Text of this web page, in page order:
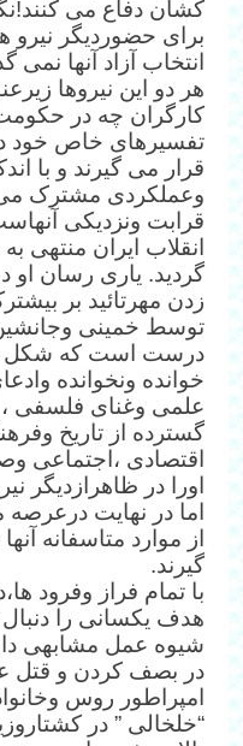
کشان دفاع می
برای حضوردیگر نیرو
انتخاب آزاد آنها نمی
هر دو این نیروها
کارگران چه در حکومت
تفسیرهای خاص خود
قرار می گیرند و با
وعملکردی مشترک می
قرابت ونزدیکی
انقلاب ایران منتهی
گردید. یاری رسان او
زدن مهرتائید بر
توسط خمینی
درست است که شکل
خوانده ونخوانده
علمی وغنای فلسفی
گسترده از تاریخ
اقتصادی ،اجتماعی
اورا در ظاهرازدیگر
اما در نهایت
از موارد متاسفانه
گیرند.
با تمام فراز وفرود
هدف یکسانی را
شیوه عمل مشابهی
در بصف کردن و قتل
امپراطور روس
“خلخالی ” در